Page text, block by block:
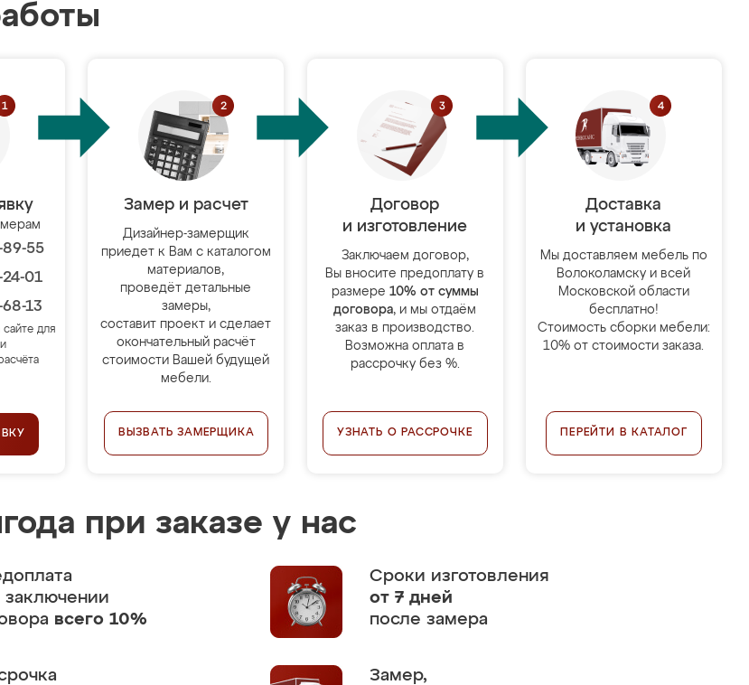
55
01
13
сайте для
Замер и расчет
Дизайнер-замерщик
приедет к Вам с каталогом
материалов,
проведёт детальные
замеры,
составит проект и сделает
окончательный расчёт
стоимости Вашей будущей
мебели.
ВЫЗВАТЬ ЗАМЕРЩИКА
Договор
и изготовление
Заключаем договор,
Вы вносите предоплату в
размере 10% от суммы
договора, и мы отдаём
заказ в производство.
Возможна оплата в
рассрочку без %.
УЗНАТЬ О РАССРОЧКЕ
Доставка
и установка
Мы доставляем мебель по
Волоколамску и всей
Московской области
бесплатно!
Стоимость сборки мебели:
10% от стоимости заказа.
ПЕРЕЙТИ В КАТАЛОГ
при заказе у нас
заключении
всего 10%
Сроки изготовления
от 7 дней
после замера
Замер,